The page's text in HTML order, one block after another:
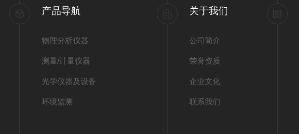
产品导航
物理分析仪器
测量/计量仪器
光学仪器及设备
环境监测
关于我们
公司简介
荣誉资质
企业文化
联系我们